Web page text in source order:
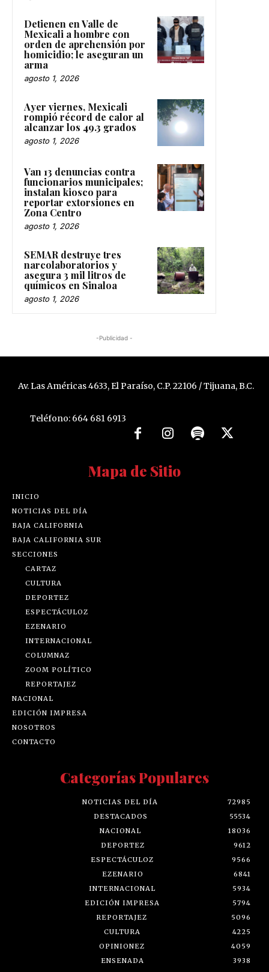
Detienen en Valle de
Mexicali a hombre con
orden de aprehensión por
homicidio; le aseguran un
arma
agosto 1, 2026
Ayer viernes, Mexicali
rompió récord de calor al
alcanzar los 49.3 grados
agosto 1, 2026
Van 13 denuncias contra
funcionarios municipales;
instalan kiosco para
reportar extorsiones en
Zona Centro
agosto 1, 2026
SEMAR destruye tres
narcolaboratorios y
asegura 3 mil litros de
químicos en Sinaloa
agosto 1, 2026
-Publicidad -
Av. Las Américas 4633, El Paraíso, C.P. 22106 / Tijuana, B.C.
Teléfono: 664 681 6913
Mapa de Sitio
INICIO
NOTICIAS DEL DÍA
BAJA CALIFORNIA
BAJA CALIFORNIA SUR
SECCIONES
CARTAZ
CULTURA
DEPORTEZ
ESPECTÁCULOZ
EZENARIO
INTERNACIONAL
COLUMNAZ
ZOOM POLÍTICO
REPORTAJEZ
NACIONAL
EDICIÓN IMPRESA
NOSOTROS
CONTACTO
Categorías Populares
NOTICIAS DEL DÍA
72985
DESTACADOS
55534
NACIONAL
18036
DEPORTEZ
9612
ESPECTÁCULOZ
9566
EZENARIO
6841
INTERNACIONAL
5934
EDICIÓN IMPRESA
5794
REPORTAJEZ
5096
CULTURA
4225
OPINIONEZ
4059
ENSENADA
3938